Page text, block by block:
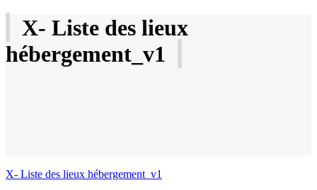
X- Liste des lieux
hébergement_v1
X- Liste des lieux hébergement_v1